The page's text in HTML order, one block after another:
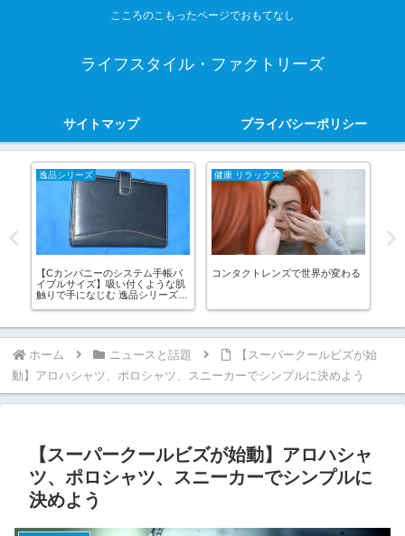
こころのこもったページでおもてなし
ライフスタイル・ファクトリーズ
サイトマップ プライバシーポリシー
逸品シリーズ
【Cカンパニーのシステム手帳バ
イブルサイズ】吸い付くような肌
触りで手になじむ 逸品シリーズ
健康 リラックス
コンタクトレンズで世界が変わる
ホーム ニュースと話題
【スーパークールビズが始
動】アロハシャツ、ポロシャツ、スニーカーでシンプルに決めよう
【スーパークールビズが始動】アロハシャ
ツ、ポロシャツ、スニーカーでシンプルに
決めよう